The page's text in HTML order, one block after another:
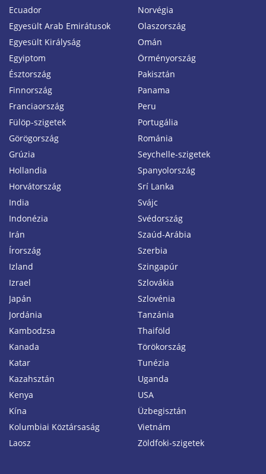
Ecuador
Egyesült Arab Emirátusok
Egyesült Királyság
Egyiptom
Észtország
Finnország
Franciaország
Fülöp-szigetek
Görögország
Grúzia
Hollandia
Horvátország
India
Indonézia
Irán
Írország
Izland
Izrael
Japán
Jordánia
Kambodzsa
Kanada
Katar
Kazahsztán
Kenya
Kína
Kolumbiai Köztársaság
Laosz
Norvégia
Olaszország
Omán
Örményország
Pakisztán
Panama
Peru
Portugália
Románia
Seychelle-szigetek
Spanyolország
Srí Lanka
Svájc
Svédország
Szaúd-Arábia
Szerbia
Szingapúr
Szlovákia
Szlovénia
Tanzánia
Thaiföld
Törökország
Tunézia
Uganda
USA
Üzbegisztán
Vietnám
Zöldfoki-szigetek